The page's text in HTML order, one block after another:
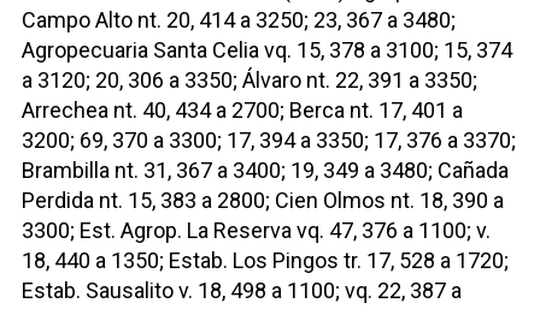
Campo Alto nt. 20, 414 a 3250; 23, 367 a 3480;
Agropecuaria Santa Celia vq. 15, 378 a 3100; 15, 374
a 3120; 20, 306 a 3350; Álvaro nt. 22, 391 a 3350;
Arrechea nt. 40, 434 a 2700; Berca nt. 17, 401 a
3200; 69, 370 a 3300; 17, 394 a 3350; 17, 376 a 3370;
Brambilla nt. 31, 367 a 3400; 19, 349 a 3480; Cañada
Perdida nt. 15, 383 a 2800; Cien Olmos nt. 18, 390 a
3300; Est. Agrop. La Reserva vq. 47, 376 a 1100; v.
18, 440 a 1350; Estab. Los Pingos tr. 17, 528 a 1720;
Estab. Sausalito v. 18, 498 a 1100; vq. 22, 387 a